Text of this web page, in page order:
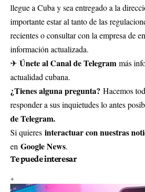
llegue a Cuba y sea entregado a la
importante estar al tanto de las
recientes o consultar con la empresa de
información actualizada.
✈ Únete al Canal de Telegram más
actualidad cubana.
¿Tienes alguna pregunta? Hacemos
responder a sus inquietudes lo antes
de Telegram.
Si quieres interactuar con nuestras
en Google News.
Te puede interesar